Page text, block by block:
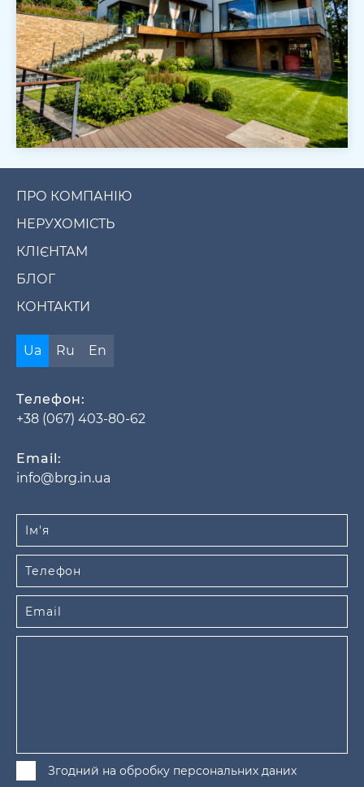
ПРО КОМПАНІЮ
НЕРУХОМІСТЬ
КЛІЄНТАМ
БЛОГ
КОНТАКТИ
Ua Ru En
Телефон:
+38 (067) 403-80-62
Email:
info@brg.in.ua
Згодний на обробку персональних даних